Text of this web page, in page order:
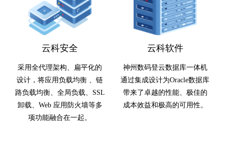
云科安全
采用全代理架构、扁平化的
设计，将应用负载均衡 、链
路负载均衡、全局负载、SSL
卸载、Web 应用防火墙等多
项功能融合在一起。
云科软件
神州数码登云数据库一体机
通过集成设计为Oracle数据库
带来了卓越的性能、极佳的
成本效益和极高的可用性。